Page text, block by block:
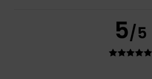
5/5